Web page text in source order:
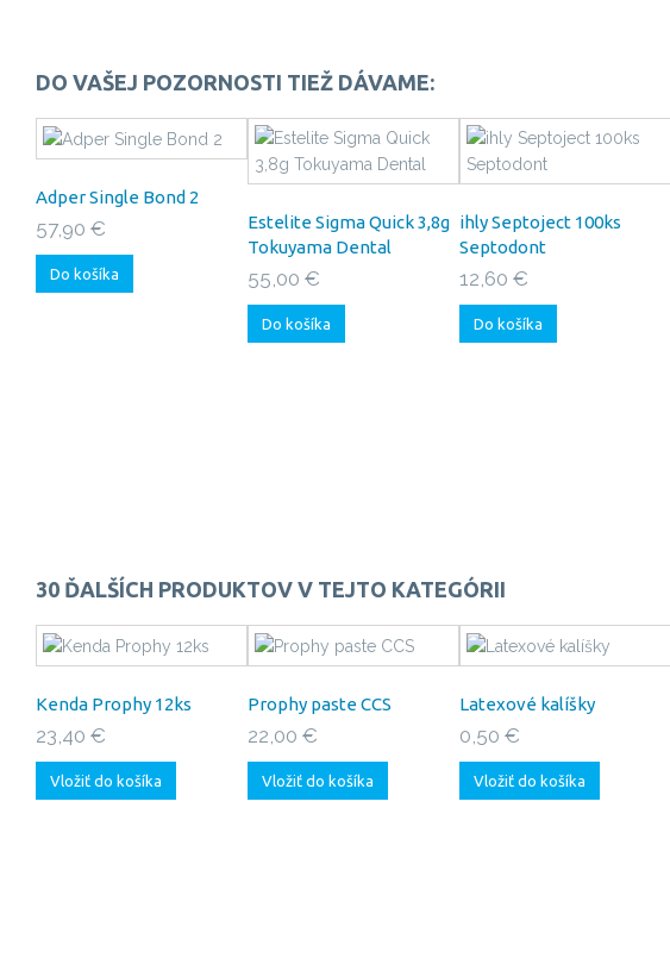
DO VAŠEJ POZORNOSTI TIEŽ DÁVAME:
Adper Single Bond 2
57,90 €
Do košíka
Estelite Sigma Quick 3,8g
Tokuyama Dental
55,00 €
Do košíka
ihly Septoject 100ks
Septodont
12,60 €
Do košíka
30 ĎALŠÍCH PRODUKTOV V TEJTO KATEGÓRII
Kenda Prophy 12ks
23,40 €
Vložiť do košíka
Prophy paste CCS
22,00 €
Vložiť do košíka
Latexové kalíšky
0,50 €
Vložiť do košíka